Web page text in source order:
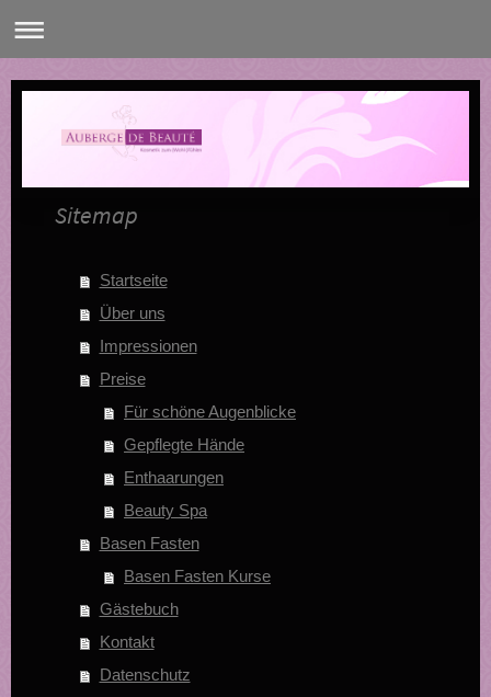
Sitemap
Startseite
Über uns
Impressionen
Preise
Für schöne Augenblicke
Gepflegte Hände
Enthaarungen
Beauty Spa
Basen Fasten
Basen Fasten Kurse
Gästebuch
Kontakt
Datenschutz